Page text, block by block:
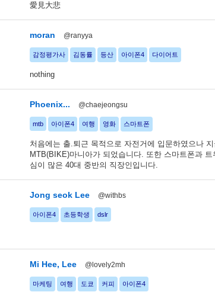
愛見大悲
moran @ranyya
감정평가사 김동률 등산 아이폰4 다이어트
nothing
Phoenix... @chaejeongsu
mtb 아이폰4 여행 영화 스마트폰
처음에는 출.퇴근 목적으로 자전거에 입문하였으나 지
MTB(BIKE)마니아가 되었습니다. 또한 스마트폰과 트
심이 많은 40대 중반의 직장인입니다.
Jong seok Lee @withbs
아이폰4 초등학생 dslr
Mi Hee, Lee @lovely2mh
마케팅 여행 도쿄 커피 아이폰4